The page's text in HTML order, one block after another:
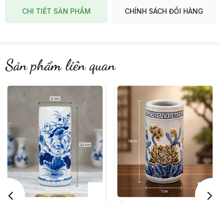
CHI TIẾT SẢN PHẨM CHÍNH SÁCH ĐỔI HÀNG
Sản phẩm liên quan